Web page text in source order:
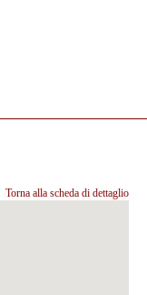
Torna alla scheda di dettaglio